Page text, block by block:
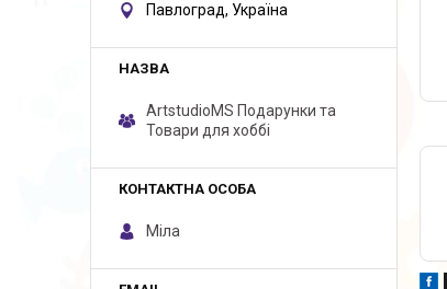
Павлоград, Україна
ArtstudioMS Подарунки та
Товари для хоббі
Міла